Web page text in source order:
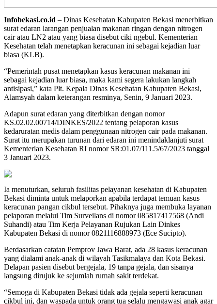
Infobekasi.co.id – Dinas Kesehatan Kabupaten Bekasi menerbitkan
surat edaran larangan penjualan makanan ringan dengan nitrogen
cair atau LN2 atau yang biasa disebut ciki ngebul. Kementerian
Kesehatan telah menetapkan keracunan ini sebagai kejadian luar
biasa (KLB).
“Pemerintah pusat menetapkan kasus keracunan makanan ini
sebagai kejadian luar biasa, maka kami segera lakukan langkah
antisipasi,” kata Plt. Kepala Dinas Kesehatan Kabupaten Bekasi,
Alamsyah dalam keterangan resminya, Senin, 9 Januari 2023.
Adapun surat edaran yang diterbitkan dengan nomor
KS.02.02.00714/DINKES/2022 tentang pelaporan kasus
kedaruratan medis dalam penggunaan nitrogen cair pada makanan.
Surat itu merupakan turunan dari edaran ini menindaklanjuti surat
Kementerian Kesehatan RI nomor SR:01.07/111.5/67/2023 tanggal
3 Januari 2023.
Ia menuturkan, seluruh fasilitas pelayanan kesehatan di Kabupaten
Bekasi diminta untuk melaporkan apabila terdapat temuan kasus
keracunan pangan cikbul tersebut. Pihaknya juga membuka layanan
pelaporan melalui Tim Surveilans di nomor 085817417568 (Andi
Suhandi) atau Tim Kerja Pelayanan Rujukan Lain Dinkes
Kabupaten Bekasi di nomor 0821116888973 (Ece Sucipto).
Berdasarkan catatan Pemprov Jawa Barat, ada 28 kasus keracunan
yang dialami anak-anak di wilayah Tasikmalaya dan Kota Bekasi.
Delapan pasien disebut bergejala, 19 tanpa gejala, dan sisanya
langsung dirujuk ke sejumlah rumah sakit terdekat.
“Semoga di Kabupaten Bekasi tidak ada gejala seperti keracunan
cikbul ini, dan waspada untuk orang tua selalu mengawasi anak agar